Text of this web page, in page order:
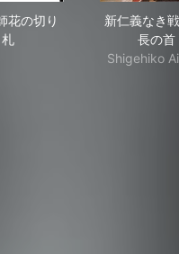
花の切り
札
新仁義なき
長の首
Shigehiko